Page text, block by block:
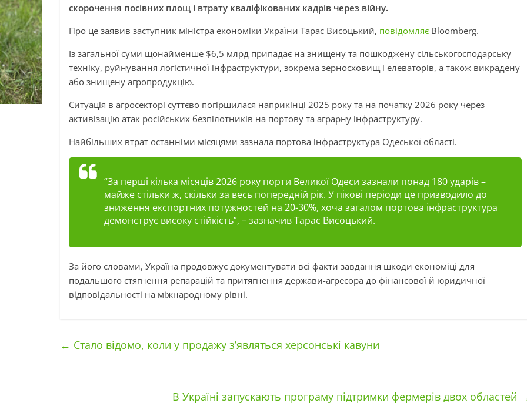
скорочення посівних площ і втрату кваліфікованих кадрів через війну.
Про це заявив заступник міністра економіки України Тарас Висоцький, повідомляє Bloomberg.
Із загальної суми щонайменше $6,5 млрд припадає на знищену та пошкоджену сільськогосподарську
техніку, руйнування логістичної інфраструктури, зокрема зерносховищ і елеваторів, а також викрадену
або знищену агропродукцію.
Ситуація в агросекторі суттєво погіршилася наприкінці 2025 року та на початку 2026 року через
активізацію атак російських безпілотників на портову та аграрну інфраструктуру.
Найбільших втрат останніми місяцями зазнала портова інфраструктура Одеської області.
“За перші кілька місяців 2026 року порти Великої Одеси зазнали понад 180 ударів –
майже стільки ж, скільки за весь попередній рік. У пікові періоди це призводило до
зниження експортних потужностей на 20-30%, хоча загалом портова інфраструктура
демонструє високу стійкість”, – зазначив Тарас Висоцький.
За його словами, Україна продовжує документувати всі факти завдання шкоди економіці для
подальшого стягнення репарацій та притягнення держави-агресора до фінансової й юридичної
відповідальності на міжнародному рівні.
← Стало відомо, коли у продажу з’являться херсонські кавуни
В Україні запускають програму підтримки фермерів двох областей